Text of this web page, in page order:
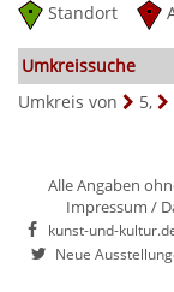
Standort
Umkreissuche
Umkreis von
5,
Alle Angaben
Impressum /
kunst-und-
Neue